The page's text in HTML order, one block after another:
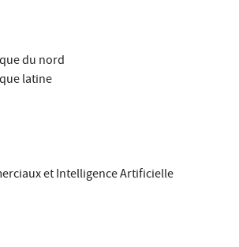
du nord
latine
et Intelligence Artificielle